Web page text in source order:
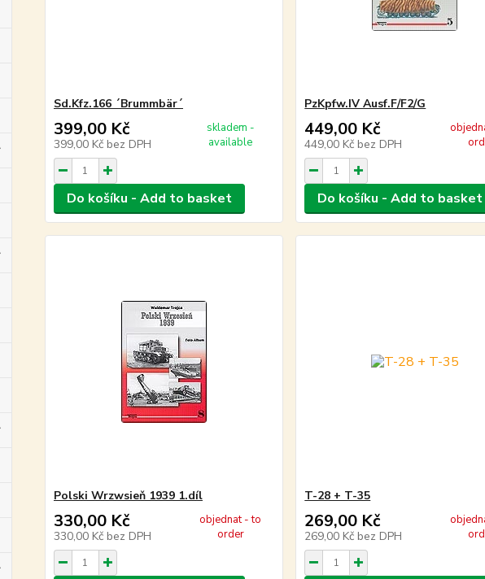
Sd.Kfz.166 ´Brummbär´
399,00 Kč
399,00 Kč bez DPH
skladem -
available
Do košíku - Add to basket
PzKpfw.IV Ausf.F/F2/G
449,00 Kč
449,00 Kč bez DPH
Do košíku - Add to basket
Polski Wrzwsieň 1939 1.díl
330,00 Kč
330,00 Kč bez DPH
objednat - to
order
T-28 + T-35
269,00 Kč
269,00 Kč bez DPH